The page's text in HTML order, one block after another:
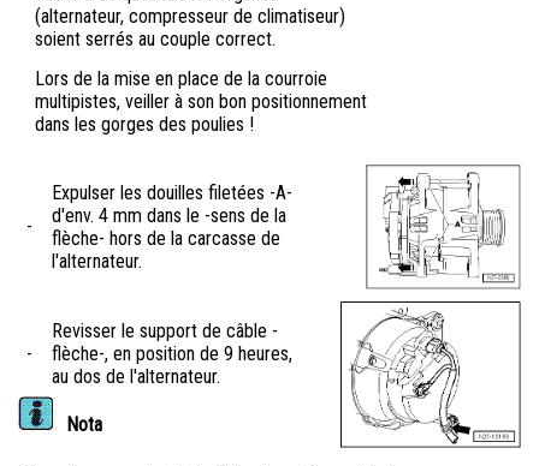
(alternateur, compresseur de climatiseur)
soient serrés au couple correct.
Lors de la mise en place de la courroie
multipistes, veiller à son bon positionnement
dans les gorges des poulies !
-
Expulser les douilles filetées -A-
d'env. 4 mm dans le -sens de la
flèche- hors de la carcasse de
l'alternateur.
-
Revisser le support de câble -
flèche-, en position de 9 heures,
au dos de l'alternateur.
Nota